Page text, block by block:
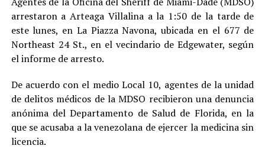
arrestaron a Arteaga Villalina a la 1:50 de la tarde de
este lunes, en La Piazza Navona, ubicada en el 677 de
Northeast 24 St., en el vecindario de Edgewater, según
el informe de arresto.
De acuerdo con el medio Local 10, agentes de la unidad
de delitos médicos de la MDSO recibieron una denuncia
anónima del Departamento de Salud de Florida, en la
que se acusaba a la venezolana de ejercer la medicina sin
licencia.